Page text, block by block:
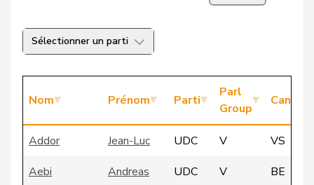
Sélectionner un parti
Nom Prénom Parti
Parl
Group
Canton
Addor Jean-Luc UDC V
VS
Aebi
Andreas UDC V
BE